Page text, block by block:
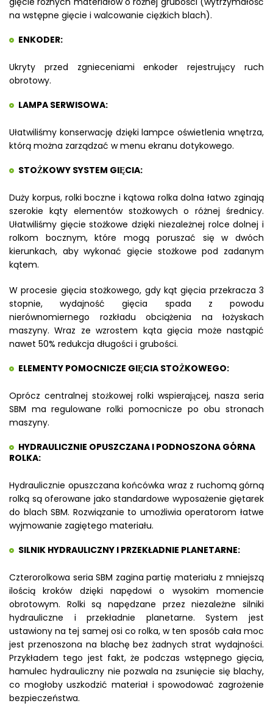
na wstępne gięcie i walcowanie ciężkich blach).
ENKODER:
Ukryty przed zgnieceniami enkoder rejestrujący ruch
obrotowy.
LAMPA SERWISOWA:
Ułatwiliśmy konserwację dzięki lampce oświetlenia wnętrza,
którą można zarządzać w menu ekranu dotykowego.
STOŻKOWY SYSTEM GIĘCIA:
Duży korpus, rolki boczne i kątowa rolka dolna łatwo zginają
szerokie kąty elementów stożkowych o różnej średnicy.
Ułatwiliśmy gięcie stożkowe dzięki niezależnej rolce dolnej i
rolkom bocznym, które mogą poruszać się w dwóch
kierunkach, aby wykonać gięcie stożkowe pod zadanym
kątem.
W procesie gięcia stożkowego, gdy kąt gięcia przekracza 3
stopnie, wydajność gięcia spada z powodu
nierównomiernego rozkładu obciążenia na łożyskach
maszyny. Wraz ze wzrostem kąta gięcia może nastąpić
nawet 50% redukcja długości i grubości.
ELEMENTY POMOCNICZE GIĘCIA STOŻKOWEGO:
Oprócz centralnej stożkowej rolki wspierającej, nasza seria
SBM ma regulowane rolki pomocnicze po obu stronach
maszyny.
HYDRAULICZNIE OPUSZCZANA I PODNOSZONA GÓRNA
ROLKA:
Hydraulicznie opuszczana końcówka wraz z ruchomą górną
rolką są oferowane jako standardowe wyposażenie giętarek
do blach SBM. Rozwiązanie to umożliwia operatorom łatwe
wyjmowanie zagiętego materiału.
SILNIK HYDRAULICZNY I PRZEKŁADNIE PLANETARNE:
Czterorolkowa seria SBM zagina partię materiału z mniejszą
ilością kroków dzięki napędowi o wysokim momencie
obrotowym. Rolki są napędzane przez niezależne silniki
hydrauliczne i przekładnie planetarne. System jest
ustawiony na tej samej osi co rolka, w ten sposób cała moc
jest przenoszona na blachę bez żadnych strat wydajności.
Przykładem tego jest fakt, że podczas wstępnego gięcia,
hamulec hydrauliczny nie pozwala na zsunięcie się blachy,
co mogłoby uszkodzić materiał i spowodować zagrożenie
bezpieczeństwa.